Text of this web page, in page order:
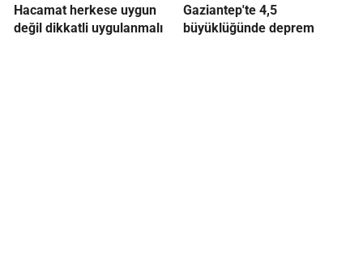
Hacamat herkese uygun
değil dikkatli uygulanmalı
Gaziantep'te 4,5
büyüklüğünde deprem